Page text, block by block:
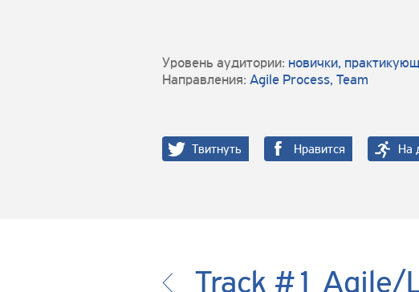
Уровень аудитории: новички,
Направления: Agile Process, Team
Твитнуть Нравится На
Track #1 Agile/